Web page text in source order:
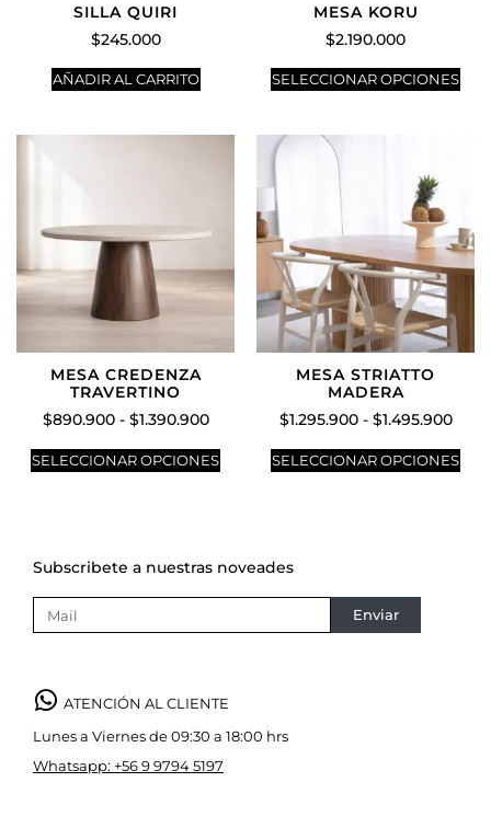
SILLA QUIRI
$245.000
AÑADIR AL CARRITO
MESA KORU
$2.190.000
SELECCIONAR OPCIONES
MESA CREDENZA
TRAVERTINO
$890.900 - $1.390.900
SELECCIONAR OPCIONES
MESA STRIATTO
MADERA
$1.295.900 - $1.495.900
SELECCIONAR OPCIONES
Subscribete a nuestras noveades
Enviar
ATENCIÓN AL CLIENTE
Lunes a Viernes de 09:30 a 18:00 hrs
Whatsapp: +56 9 9794 5197